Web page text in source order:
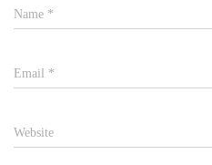
Name *
Email *
Website